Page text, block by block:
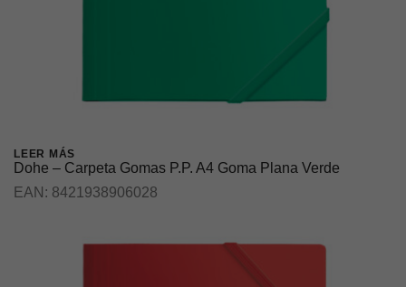
LEER MÁS
Dohe – Carpeta Gomas P.P. A4 Goma Plana Verde
EAN: 8421938906028